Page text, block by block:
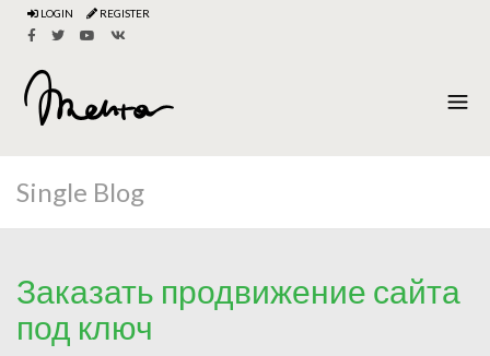
LOGIN REGISTER
Single Blog
Заказать продвижение сайта
под ключ